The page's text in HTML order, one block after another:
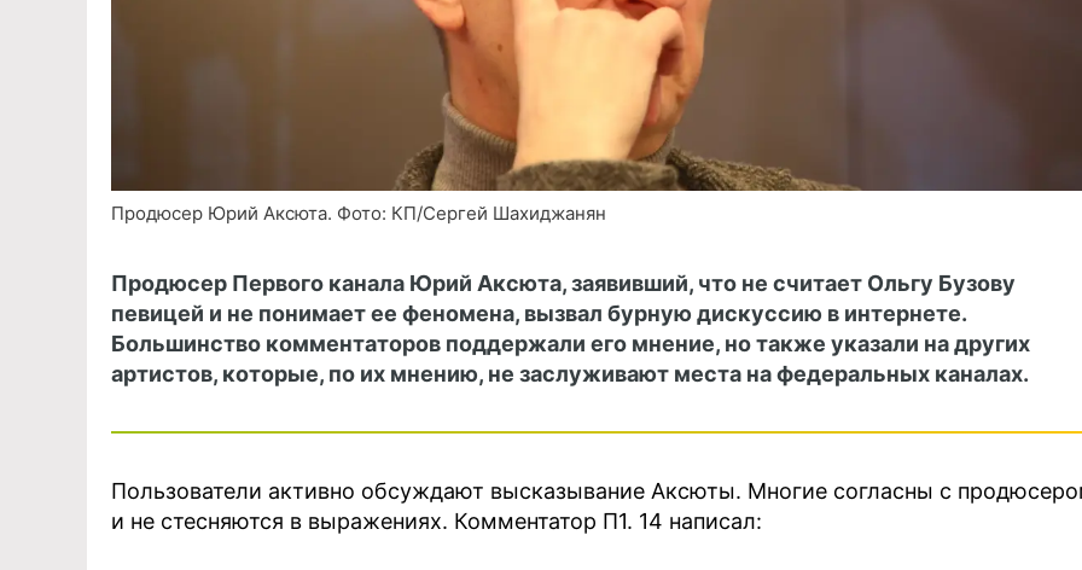
Продюсер Юрий Аксюта. Фото: КП/Сергей Шахиджанян
Продюсер Первого канала Юрий Аксюта, заявивший, что не считает Ольгу Бузову
певицей и не понимает ее феномена, вызвал бурную дискуссию в интернете.
Большинство комментаторов поддержали его мнение, но также указали на других
артистов, которые, по их мнению, не заслуживают места на федеральных каналах.
Пользователи активно обсуждают высказывание Аксюты. Многие согласны с
и не стесняются в выражениях. Комментатор П1. 14 написал: